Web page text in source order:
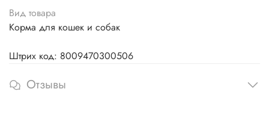
Вид товара
Корма для кошек и собак
Штрих код: 8009470300506
Отзывы